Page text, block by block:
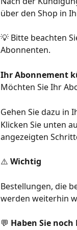
über den Shop in
💡 Bitte beachten
Abonnenten.
Ihr Abonnement
Möchten Sie Ihr
Gehen Sie dazu in
Klicken Sie unten
angezeigten
⚠️ Wichtig
Bestellungen, die
werden weiterhin
💬 Haben Sie noch